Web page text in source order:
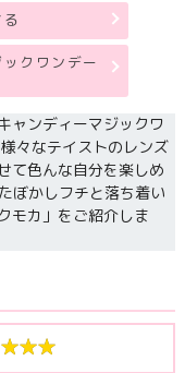
クワンデー
ャンディーマジックワ
々なテイストのレンズ
て色んな自分を楽しめ
ぼかしフチと落ち着い
モカ」をご紹介しま